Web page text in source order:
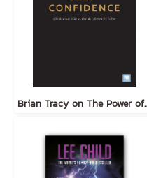
Brian Tracy